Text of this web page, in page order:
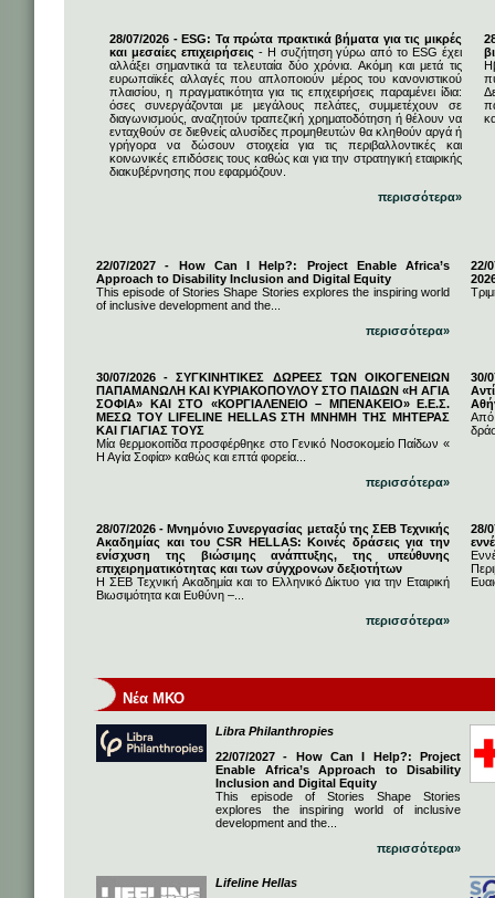
28/07/2026 - ESG: Τα πρώτα πρακτικά βήματα για τις μικρές
και μεσαίες επιχειρήσεις - Η συζήτηση γύρω από το ESG έχει
αλλάξει σημαντικά τα τελευταία δύο χρόνια. Ακόμη και μετά τις
ευρωπαϊκές αλλαγές που απλοποιούν μέρος του κανονιστικού
πλαισίου, η πραγματικότητα για τις επιχειρήσεις παραμένει ίδια:
όσες συνεργάζονται με μεγάλους πελάτες, συμμετέχουν σε
διαγωνισμούς, αναζητούν τραπεζική χρηματοδότηση ή θέλουν να
ενταχθούν σε διεθνείς αλυσίδες προμηθευτών θα κληθούν αργά ή
γρήγορα να δώσουν στοιχεία για τις περιβαλλοντικές και
κοινωνικές επιδόσεις τους καθώς και για την στρατηγική εταιρικής
διακυβέρνησης που εφαρμόζουν.
περισσότερα»
22/07/2027 - How Can I Help?: Project Enable Africa’s
Approach to Disability Inclusion and Digital Equity
This episode of Stories Shape Stories explores the inspiring world
of inclusive development and the...
περισσότερα»
22/
30/07/2026 - ΣΥΓΚΙΝΗΤΙΚΕΣ ΔΩΡΕΕΣ ΤΩΝ ΟΙΚΟΓΕΝΕΙΩΝ
ΠΑΠΑΜΑΝΩΛΗ ΚΑΙ ΚΥΡΙΑΚΟΠΟΥΛΟΥ ΣΤΟ ΠΑΙΔΩΝ «Η ΑΓΙΑ
ΣΟΦΙΑ» ΚΑΙ ΣΤΟ «ΚΟΡΓΙΑΛΕΝΕΙΟ – ΜΠΕΝΑΚΕΙΟ» Ε.Ε.Σ.
ΜΕΣΩ ΤΟΥ LIFELINE HELLAS ΣΤΗ ΜΝΗΜΗ ΤΗΣ ΜΗΤΕΡΑΣ
ΚΑΙ ΓΙΑΓΙΑΣ ΤΟΥΣ
Μία θερμοκοιτίδα προσφέρθηκε στο Γενικό Νοσοκομείο Παίδων «
Η Αγία Σοφία» καθώς και επτά φορεία...
περισσότερα»
30/
Από
28/07/2026 - Μνημόνιο Συνεργασίας μεταξύ της ΣΕΒ Τεχνικής
Ακαδημίας και του CSR HELLAS: Κοινές δράσεις για την
ενίσχυση της βιώσιμης ανάπτυξης, της υπεύθυνης
επιχειρηματικότητας και των σύγχρονων δεξιοτήτων
Η ΣΕΒ Τεχνική Ακαδημία και το Ελληνικό Δίκτυο για την Εταιρική
Βιωσιμότητα και Ευθύνη –...
περισσότερα»
28/
Νέα ΜΚΟ
Libra Philanthropies
22/07/2027 - How Can I Help?: Project
Enable Africa’s Approach to Disability
Inclusion and Digital Equity
This episode of Stories Shape Stories
explores the inspiring world of inclusive
development and the...
περισσότερα»
Lifeline Hellas